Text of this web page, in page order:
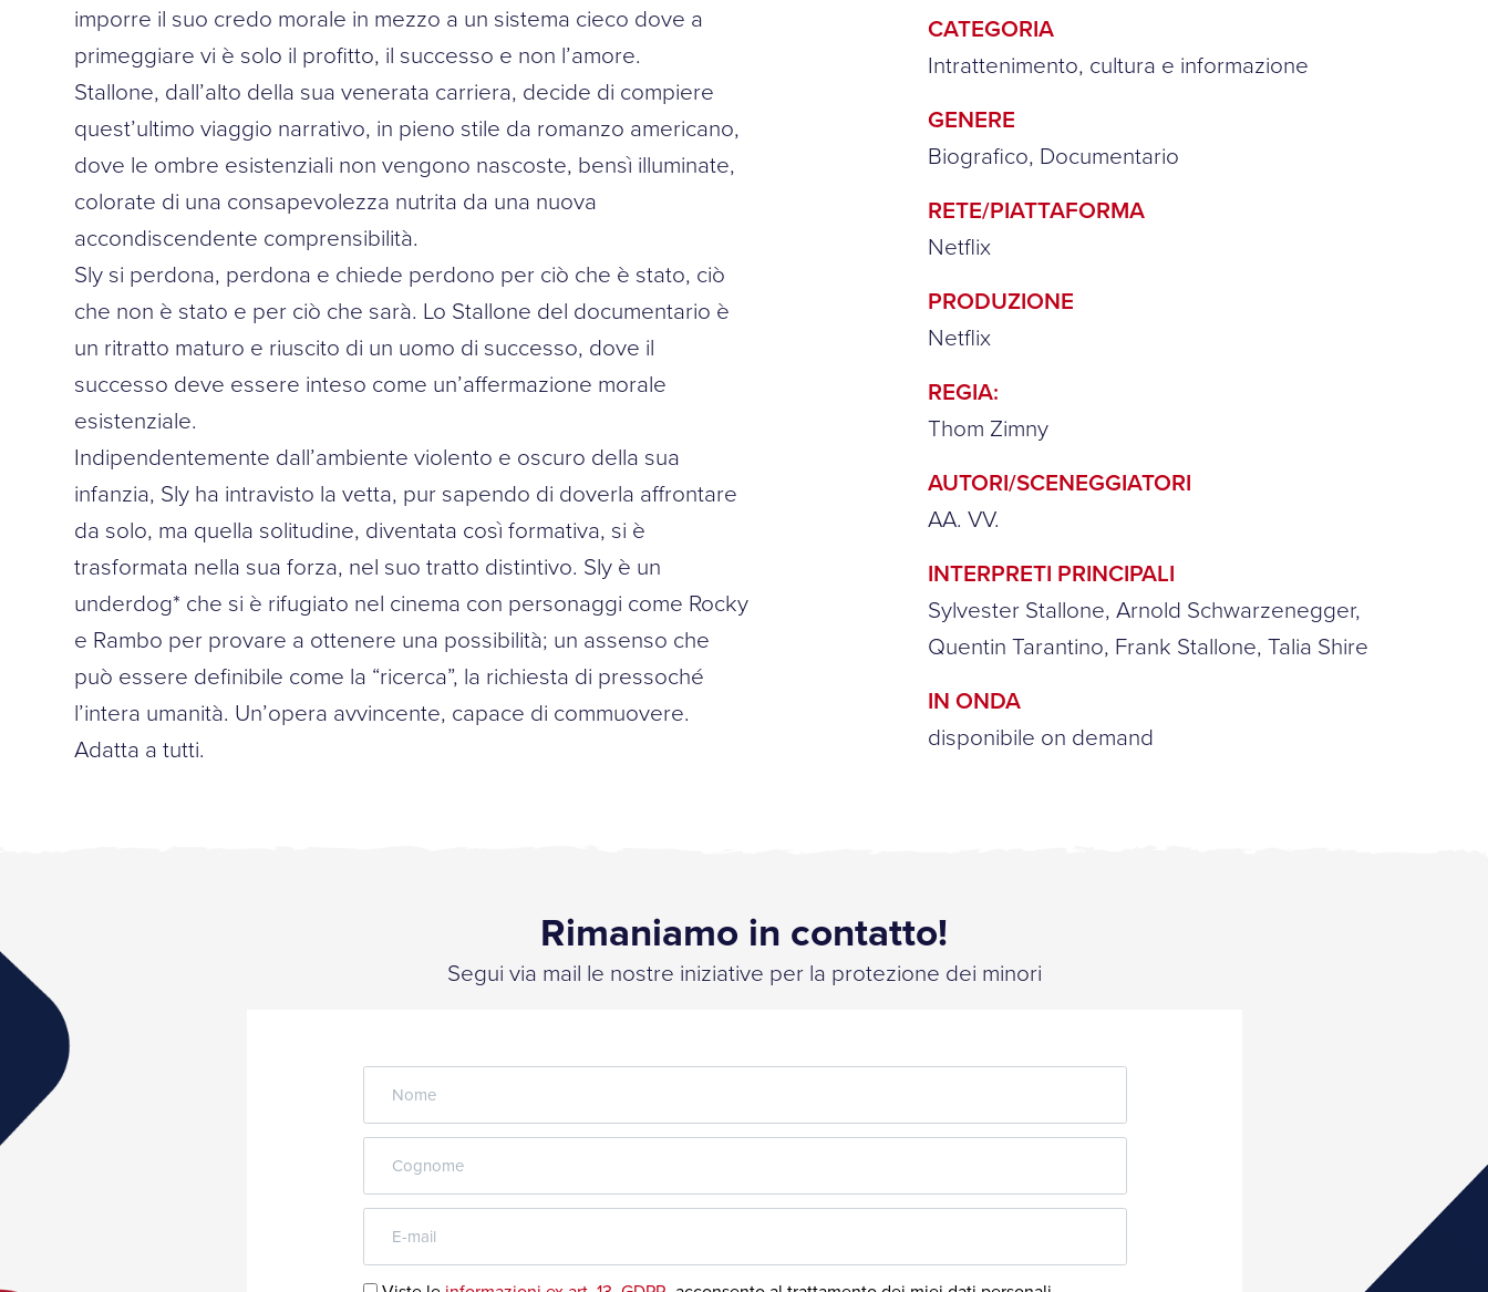
imporre il suo credo morale in mezzo a un sistema cieco dove a
primeggiare vi è solo il profitto, il successo e non l’amore.
Stallone, dall’alto della sua venerata carriera, decide di compiere
quest’ultimo viaggio narrativo, in pieno stile da romanzo americano,
dove le ombre esistenziali non vengono nascoste, bensì illuminate,
colorate di una consapevolezza nutrita da una nuova
accondiscendente comprensibilità.
Sly si perdona, perdona e chiede perdono per ciò che è stato, ciò
che non è stato e per ciò che sarà. Lo Stallone del documentario è
un ritratto maturo e riuscito di un uomo di successo, dove il
successo deve essere inteso come un’affermazione morale
esistenziale.
Indipendentemente dall’ambiente violento e oscuro della sua
infanzia, Sly ha intravisto la vetta, pur sapendo di doverla affrontare
da solo, ma quella solitudine, diventata così formativa, si è
trasformata nella sua forza, nel suo tratto distintivo. Sly è un
underdog* che si è rifugiato nel cinema con personaggi come Rocky
e Rambo per provare a ottenere una possibilità; un assenso che
può essere definibile come la “ricerca”, la richiesta di pressoché
l’intera umanità. Un’opera avvincente, capace di commuovere.
Adatta a tutti.
CATEGORIA
Intrattenimento, cultura e informazione
GENERE
Biografico, Documentario
RETE/PIATTAFORMA
Netflix
PRODUZIONE
Netflix
REGIA:
Thom Zimny
AUTORI/SCENEGGIATORI
AA. VV.
INTERPRETI PRINCIPALI
Sylvester Stallone, Arnold Schwarzenegger,
Quentin Tarantino, Frank Stallone, Talia Shire
IN ONDA
disponibile on demand
Rimaniamo in contatto!
Segui via mail le nostre iniziative per la protezione dei minori